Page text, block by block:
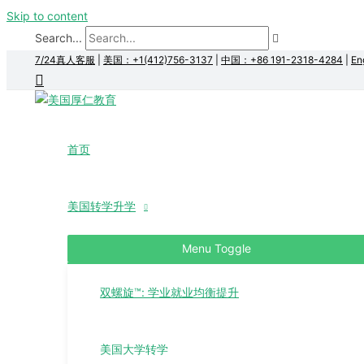
Skip to content
Search...
7/24真人客服 美国：+1(412)756-3137 中国：+86 191-2318-4284
首页
美国转学升学
Menu Toggle
双螺旋™: 学业就业均衡提升
美国大学转学